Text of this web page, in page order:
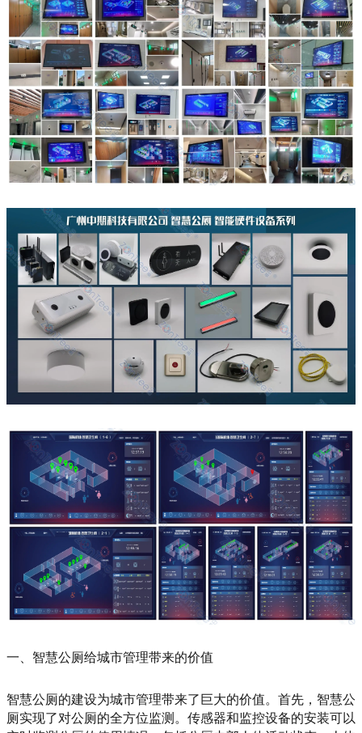
一、智慧公厕给城市管理带来的价值
智慧公厕的建设为城市管理带来了巨大的价值。首先，智慧公
厕实现了对公厕的全方位监测。传感器和监控设备的安装可以